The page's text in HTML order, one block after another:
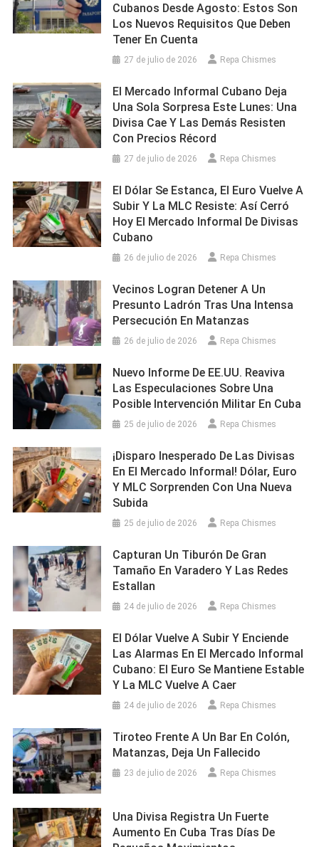
Cubanos Desde Agosto: Estos Son
Los Nuevos Requisitos Que Deben
Tener En Cuenta
27 de julio de 2026 Repa Chismes
El Mercado Informal Cubano Deja
Una Sola Sorpresa Este Lunes: Una
Divisa Cae Y Las Demás Resisten
Con Precios Récord
27 de julio de 2026 Repa Chismes
El Dólar Se Estanca, El Euro Vuelve A
Subir Y La MLC Resiste: Así Cerró
Hoy El Mercado Informal De Divisas
Cubano
26 de julio de 2026 Repa Chismes
Vecinos Logran Detener A Un
Presunto Ladrón Tras Una Intensa
Persecución En Matanzas
26 de julio de 2026 Repa Chismes
Nuevo Informe De EE.UU. Reaviva
Las Especulaciones Sobre Una
Posible Intervención Militar En Cuba
25 de julio de 2026 Repa Chismes
¡Disparo Inesperado De Las Divisas
En El Mercado Informal! Dólar, Euro
Y MLC Sorprenden Con Una Nueva
Subida
25 de julio de 2026 Repa Chismes
Capturan Un Tiburón De Gran
Tamaño En Varadero Y Las Redes
Estallan
24 de julio de 2026 Repa Chismes
El Dólar Vuelve A Subir Y Enciende
Las Alarmas En El Mercado Informal
Cubano: El Euro Se Mantiene Estable
Y La MLC Vuelve A Caer
24 de julio de 2026 Repa Chismes
Tiroteo Frente A Un Bar En Colón,
Matanzas, Deja Un Fallecido
23 de julio de 2026 Repa Chismes
Una Divisa Registra Un Fuerte
Aumento En Cuba Tras Días De